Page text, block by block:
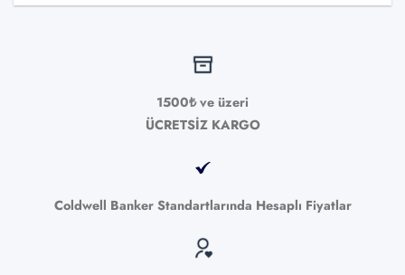
1500₺ ve üzeri
ÜCRETSİZ KARGO
Coldwell Banker Standartlarında Hesaplı Fiyatlar